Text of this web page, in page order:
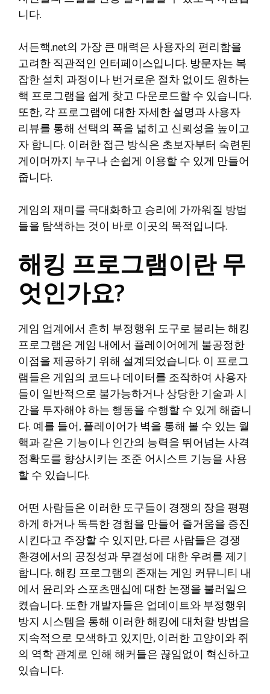
니다.
서든핵.net의 가장 큰 매력은 사용자의 편리함을
고려한 직관적인 인터페이스입니다. 방문자는 복
잡한 설치 과정이나 번거로운 절차 없이도 원하는
핵 프로그램을 쉽게 찾고 다운로드할 수 있습니다.
또한, 각 프로그램에 대한 자세한 설명과 사용자
리뷰를 통해 선택의 폭을 넓히고 신뢰성을 높이고
자 합니다. 이러한 접근 방식은 초보자부터 숙련된
게이머까지 누구나 손쉽게 이용할 수 있게 만들어
줍니다.
게임의 재미를 극대화하고 승리에 가까워질 방법
들을 탐색하는 것이 바로 이곳의 목적입니다.
해킹 프로그램이란 무
엇인가요?
게임 업계에서 흔히 부정행위 도구로 불리는 해킹
프로그램은 게임 내에서 플레이어에게 불공정한
이점을 제공하기 위해 설계되었습니다. 이 프로그
램들은 게임의 코드나 데이터를 조작하여 사용자
들이 일반적으로 불가능하거나 상당한 기술과 시
간을 투자해야 하는 행동을 수행할 수 있게 해줍니
다. 예를 들어, 플레이어가 벽을 통해 볼 수 있는 월
핵과 같은 기능이나 인간의 능력을 뛰어넘는 사격
정확도를 향상시키는 조준 어시스트 기능을 사용
할 수 있습니다.
어떤 사람들은 이러한 도구들이 경쟁의 장을 평평
하게 하거나 독특한 경험을 만들어 즐거움을 증진
시킨다고 주장할 수 있지만, 다른 사람들은 경쟁
환경에서의 공정성과 무결성에 대한 우려를 제기
합니다. 해킹 프로그램의 존재는 게임 커뮤니티 내
에서 윤리와 스포츠맨십에 대한 논쟁을 불러일으
켰습니다. 또한 개발자들은 업데이트와 부정행위
방지 시스템을 통해 이러한 해킹에 대처할 방법을
지속적으로 모색하고 있지만, 이러한 고양이와 쥐
의 역학 관계로 인해 해커들은 끊임없이 혁신하고
있습니다.